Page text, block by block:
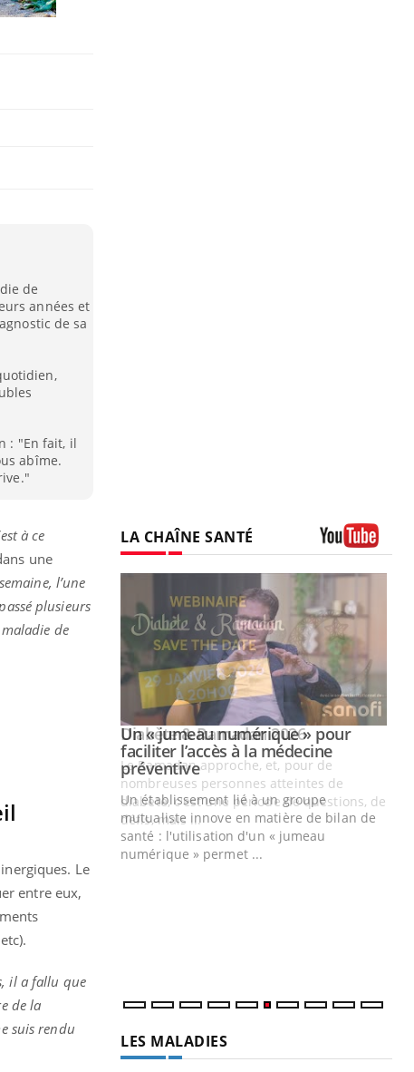
de
années et
de sa
: "En fait, il
abîme.
à ce
une
l’une
plusieurs
de
Le
entre eux,
il a fallu que
de la
suis rendu
LA CHAÎNE SANTÉ
de questions, de
Youtube
Un « jumeau numérique » pour
faciliter l’accès à la médecine
préventiveYoutube
Un établissement lié à un groupe
mutualiste innove en matière de bilan de
santé : l'utilisation d'un « jumeau
numérique » permet ...
LES MALADIES